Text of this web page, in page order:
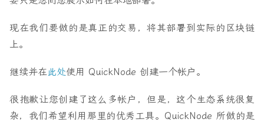
现在我们要做的是真正的交易，将其部署到实际的区块链
上。
继续并在此处使用 QuickNode 创建一个帐户。
很抱歉让您创建了这么多帐户，但是，这个生态系统很复
杂，我们希望利用那里的优秀工具。QuickNode 所做的是